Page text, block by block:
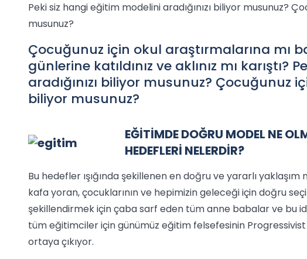
Peki siz hangi eğitim modelini aradığınızı biliyor musunuz?
musunuz?
Çocuğunuz için okul araştırmalarına mı
günlerine katıldınız ve aklınız mı
aradığınızı biliyor musunuz? Çocuğunuz
biliyor musunuz?
EĞİTİMDE DOĞRU MODEL NE
HEDEFLERİ NELERDİR?
Bu hedefler ışığında şekillenen en doğru ve yararlı
kafa yoran, çocuklarının ve hepimizin geleceği için doğru
şekillendirmek için çaba sarf eden tüm anne babalar ve bu
tüm eğitimciler için günümüz eğitim felsefesinin
ortaya çıkıyor.